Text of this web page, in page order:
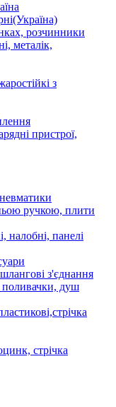
розчинники
металік,
з
пристрої,
ручкою, плити
налобні, панелі
з'єднання
поливачки, душ
стрічка